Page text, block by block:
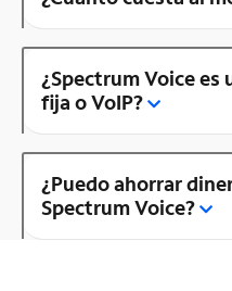
¿Spectrum Voice
fija o VoIP?
¿Puedo ahorrar
Spectrum Voice?